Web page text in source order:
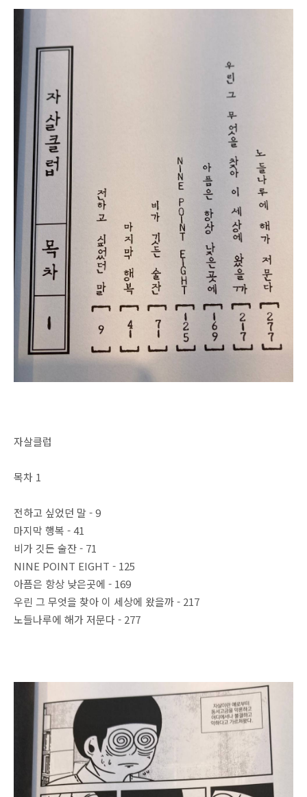
자살클럽
목차 1
전하고 싶었던 말 - 9
마지막 행복 - 41
비가 깃든 술잔 - 71
NINE POINT EIGHT - 125
아픔은 항상 낮은곳에 - 169
우린 그 무엇을 찾아 이 세상에 왔을까 - 217
노들나루에 해가 저문다 - 277